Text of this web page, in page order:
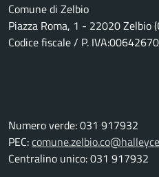
Comune di Zelbio
Piazza Roma, 1 - 22020 Zelbio
Codice fiscale / P.
Numero verde: 031 917932
PEC:
Centralino unico: 031 917932